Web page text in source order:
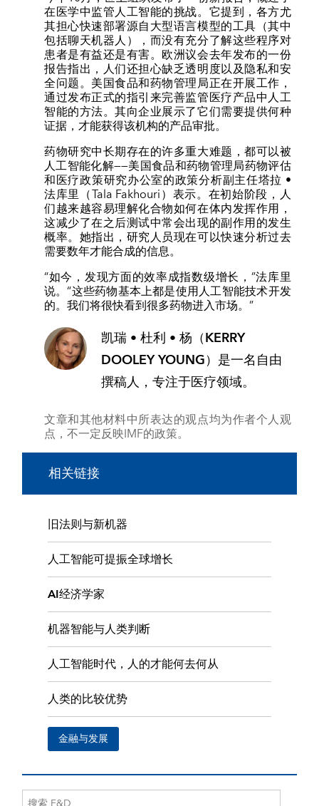
在医学中监管人工智能的挑战。它提到，各方尤
其担心快速部署源自大型语言模型的工具（其中
包括聊天机器人），而没有充分了解这些程序对
患者是有益还是有害。欧洲议会去年发布的一份
报告指出，人们还担心缺乏透明度以及隐私和安
全问题。美国食品和药物管理局正在开展工作，
通过发布正式的指引来完善监管医疗产品中人工
智能的方法。其向企业展示了它们需要提供何种
证据，才能获得该机构的产品审批。
药物研究中长期存在的许多重大难题，都可以被
人工智能化解——美国食品和药物管理局药物评估
和医疗政策研究办公室的政策分析副主任塔拉 •
法库里（Tala Fakhouri）表示。在初始阶段，人
们越来越容易理解化合物如何在体内发挥作用，
这减少了在之后测试中常会出现的副作用的发生
概率。她指出，研究人员现在可以快速分析过去
需要数年才能合成的信息。
“如今，发现方面的效率成指数级增长，”法库里
说。“这些药物基本上都是使用人工智能技术开发
的。我们将很快看到很多药物进入市场。”
凯瑞 • 杜利 • 杨（KERRY
DOOLEY YOUNG） 是一名自由
撰稿人，专注于医疗领域。
文章和其他材料中所表达的观点均为作者个人观
点，不一定反映IMF的政策。
相关链接
旧法则与新机器
人工智能可提振全球增长
AI经济学家
机器智能与人类判断
人工智能时代，人的才能何去何从
人类的比较优势
金融与发展